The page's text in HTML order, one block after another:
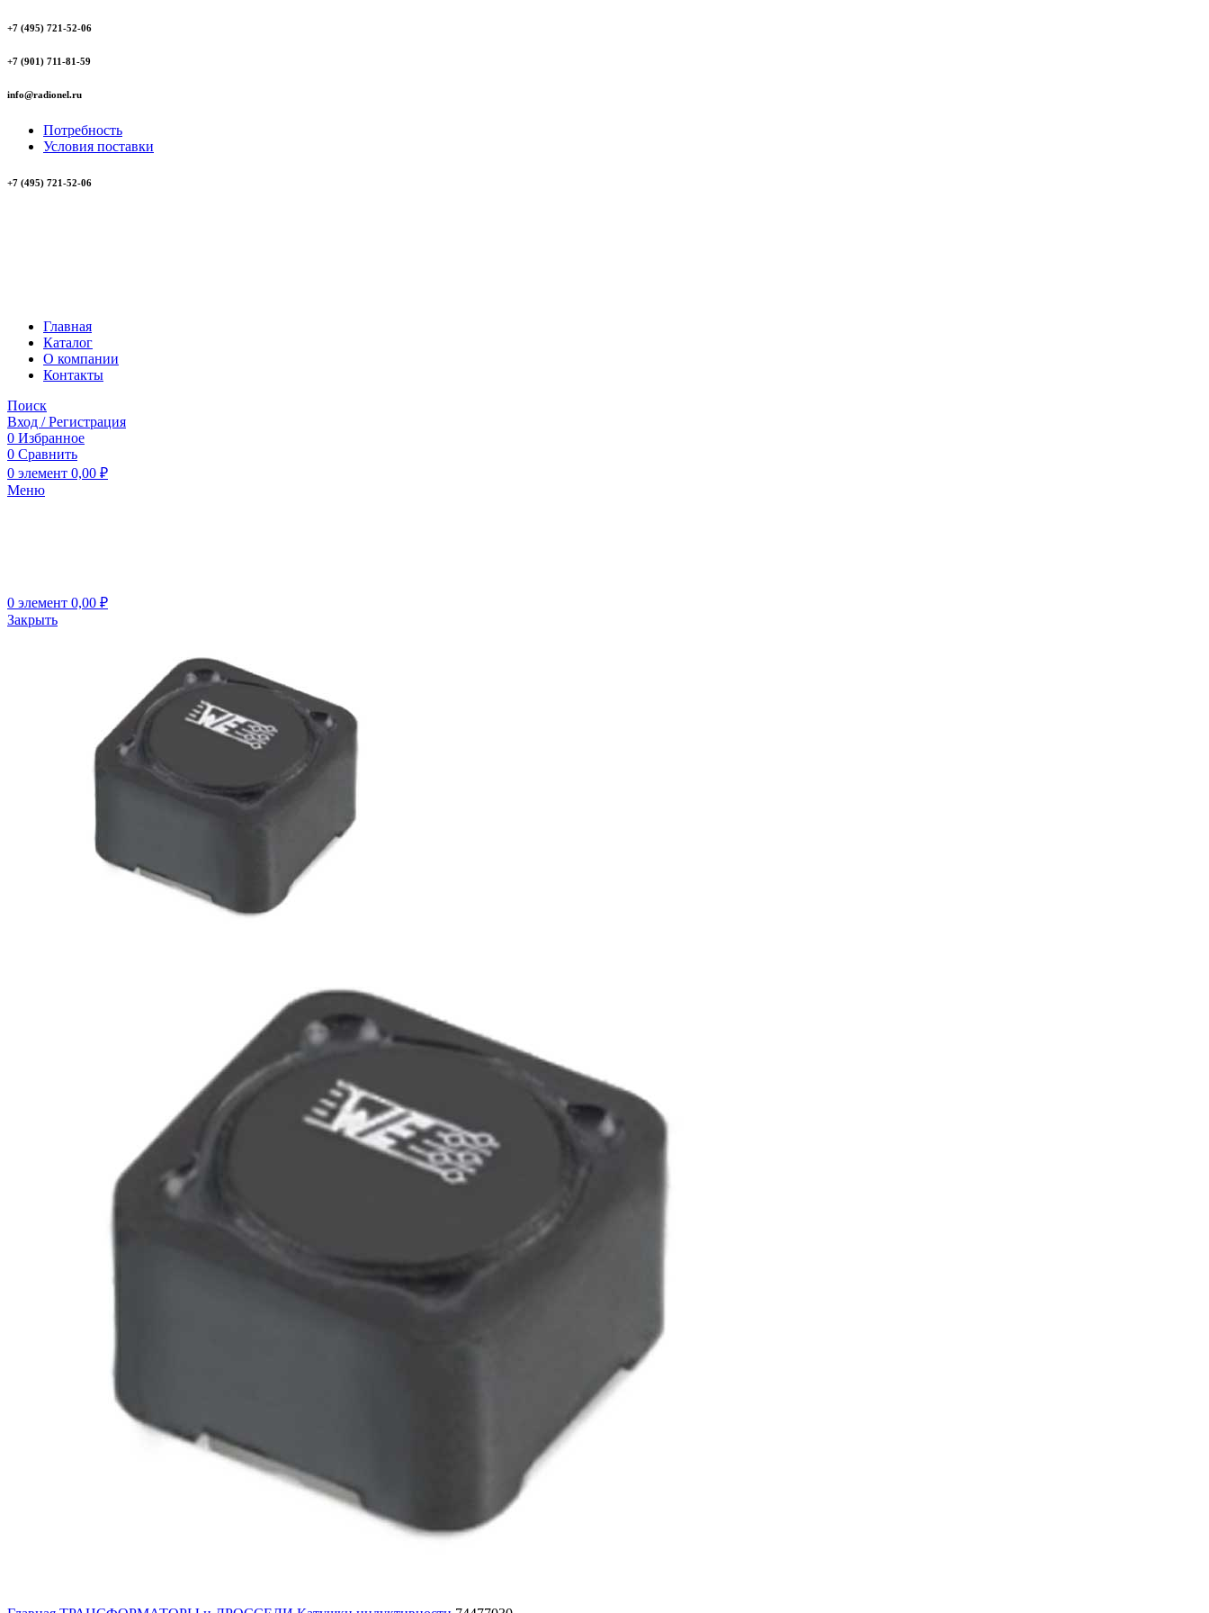
+7 (495) 721-52-06
+7 (901) 711-81-59
info@radionel.ru
Потребность
Условия поставки
+7 (495) 721-52-06
Главная
Каталог
О компании
Контакты
Поиск
Вход / Регистрация
0 Избранное
0 Сравнить
0 элемент 0,00 ₽
Меню
0 элемент 0,00 ₽
Закрыть